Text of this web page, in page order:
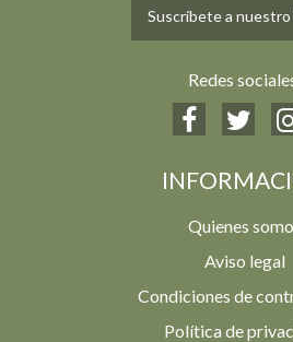
Suscríbete a
Redes
Quienes
Aviso legal
Condiciones de
Política de